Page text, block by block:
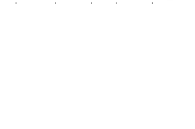
da carne do pecado, pelo pecado